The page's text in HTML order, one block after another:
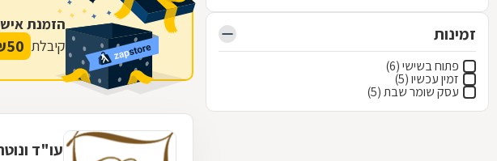
זמינות
פתוח בשישי (6)
זמין עכשיו (5)
עסק שומר שבת (5)
הזמנת
קיבלת 50
עו"ד